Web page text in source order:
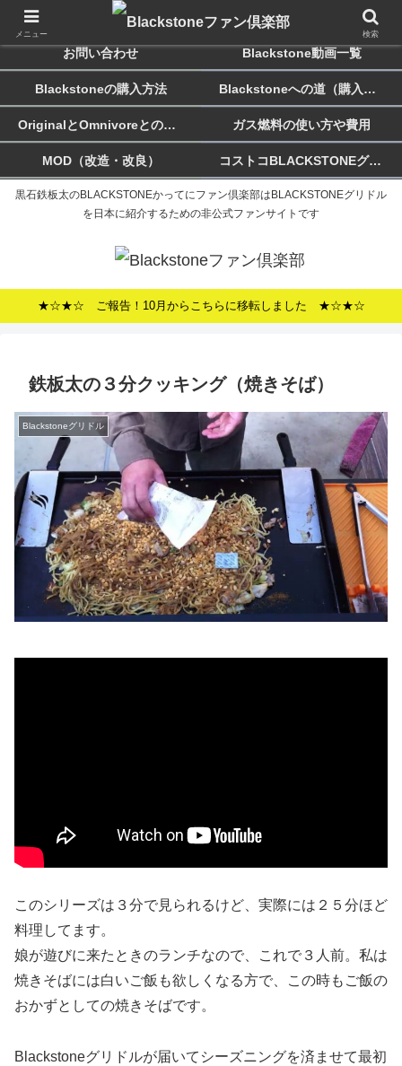
黒石鉄板太のBLACKSTONEかってにファン倶楽部はBLACKSTONEグリドル
を日本に紹介するための非公式ファンサイトです
ホーム Blackstoneのススメ
お問い合わせ Blackstone動画一覧
Blackstoneの購入方法 Blackstoneへの道（購入記）
OriginalとOmnivoreとの違い ガス燃料の使い方や費用
MOD（改造・改良） コストコBLACKSTONEグリドルについて
★☆★☆ ご報告！10月からこちらに移転しました ★☆★☆
鉄板太の３分クッキング（焼きそば）
Blackstoneグリドル
このシリーズは３分で見られるけど、実際には２５分ほど
料理してます。
娘が遊びに来たときのランチなので、これで３人前。私は
焼きそばには白いご飯も欲しくなる方で、この時もご飯の
おかずとしての焼きそばです。
Blackstoneグリドルが届いてシーズニングを済ませて最初
メニュー 検索